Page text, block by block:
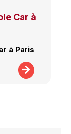
Car à
à Paris